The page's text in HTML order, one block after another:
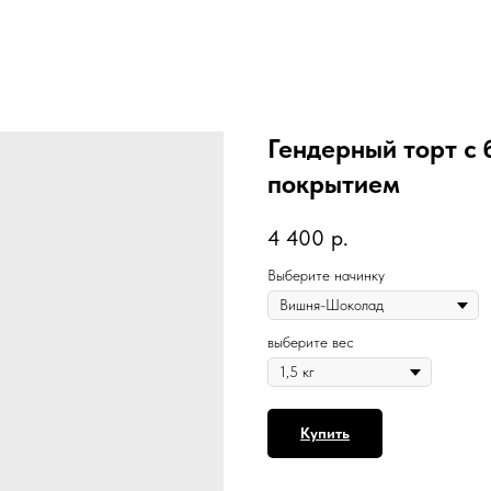
Гендерный торт
покрытием
4 400 р.
Выберите начинку
выберите вес
Купить